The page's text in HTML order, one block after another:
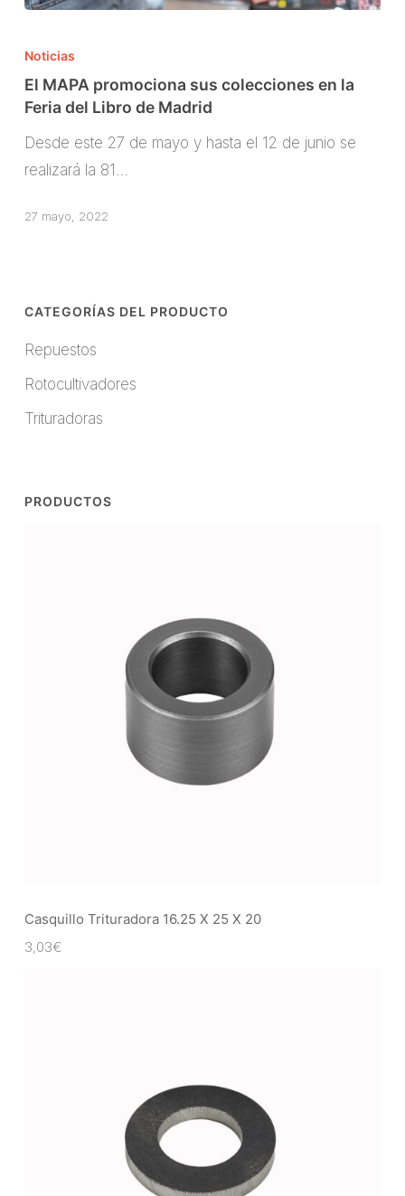
MAPA
promociona
sus
Feria
Madrid
Noticias
El MAPA promociona sus colecciones en la
Feria del Libro de Madrid
Desde este 27 de mayo y hasta el 12 de junio se
realizará la 81…
27 mayo, 2022
CATEGORÍAS DEL PRODUCTO
Repuestos
Rotocultivadores
Trituradoras
PRODUCTOS
Casquillo Trituradora 16.25 X 25 X 20
3,03€